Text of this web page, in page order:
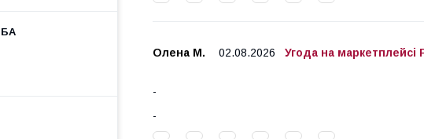
Олена М. 02.08.2026 Угода на маркетплейсі